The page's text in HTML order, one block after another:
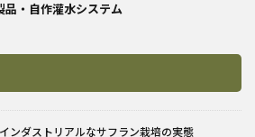
品・自作灌水システム
ンダストリアルなサフラン栽培の実態